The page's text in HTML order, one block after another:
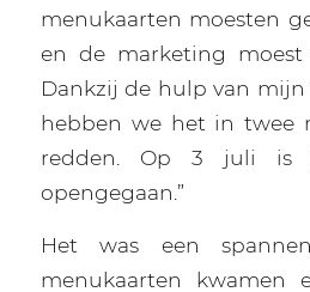
menukaarten moesten
en de marketing moest
Dankzij de hulp van mijn
hebben we het in twee
redden. Op 3 juli is
opengegaan.”
Het was een
menukaarten kwamen